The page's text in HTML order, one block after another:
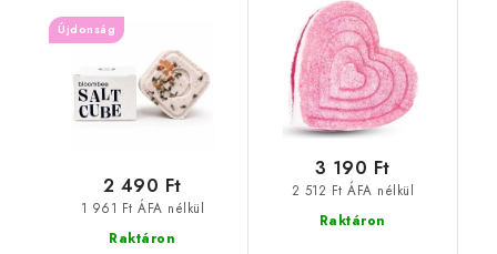
Újdonság
Raktáron
1 961 Ft ÁFA nélkül
2 490 Ft
Raktáron
2 512 Ft ÁFA nélkül
3 190 Ft